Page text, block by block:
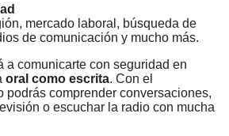
mercado laboral, búsqueda de
de comunicación y mucho más.
a comunicarte con seguridad en
oral como escrita. Con el
podrás comprender conversaciones,
o escuchar la radio con mucha